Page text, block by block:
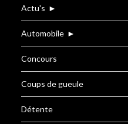
Actu's ►
Automobile ►
Concours
Coups de gueule
Détente